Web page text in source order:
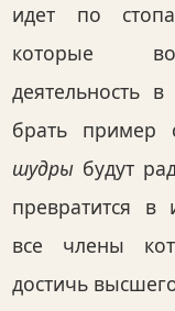
идет по
которые
деятельность
брать пример
шудры будут
превратится в
все члены
достичь